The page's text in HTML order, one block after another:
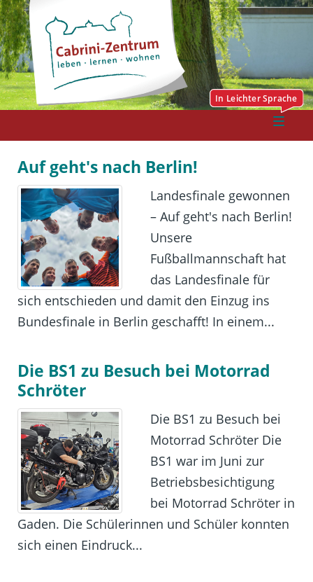
Auf geht's nach Berlin!
Landesfinale gewonnen
– Auf geht's nach Berlin!
Unsere
Fußballmannschaft hat
das Landesfinale für
sich entschieden und damit den Einzug ins
Bundesfinale in Berlin geschafft! In einem...
Die BS1 zu Besuch bei Motorrad
Schröter
Die BS1 zu Besuch bei
Motorrad Schröter Die
BS1 war im Juni zur
Betriebsbesichtigung
bei Motorrad Schröter in
Gaden. Die Schülerinnen und Schüler konnten
sich einen Eindruck...